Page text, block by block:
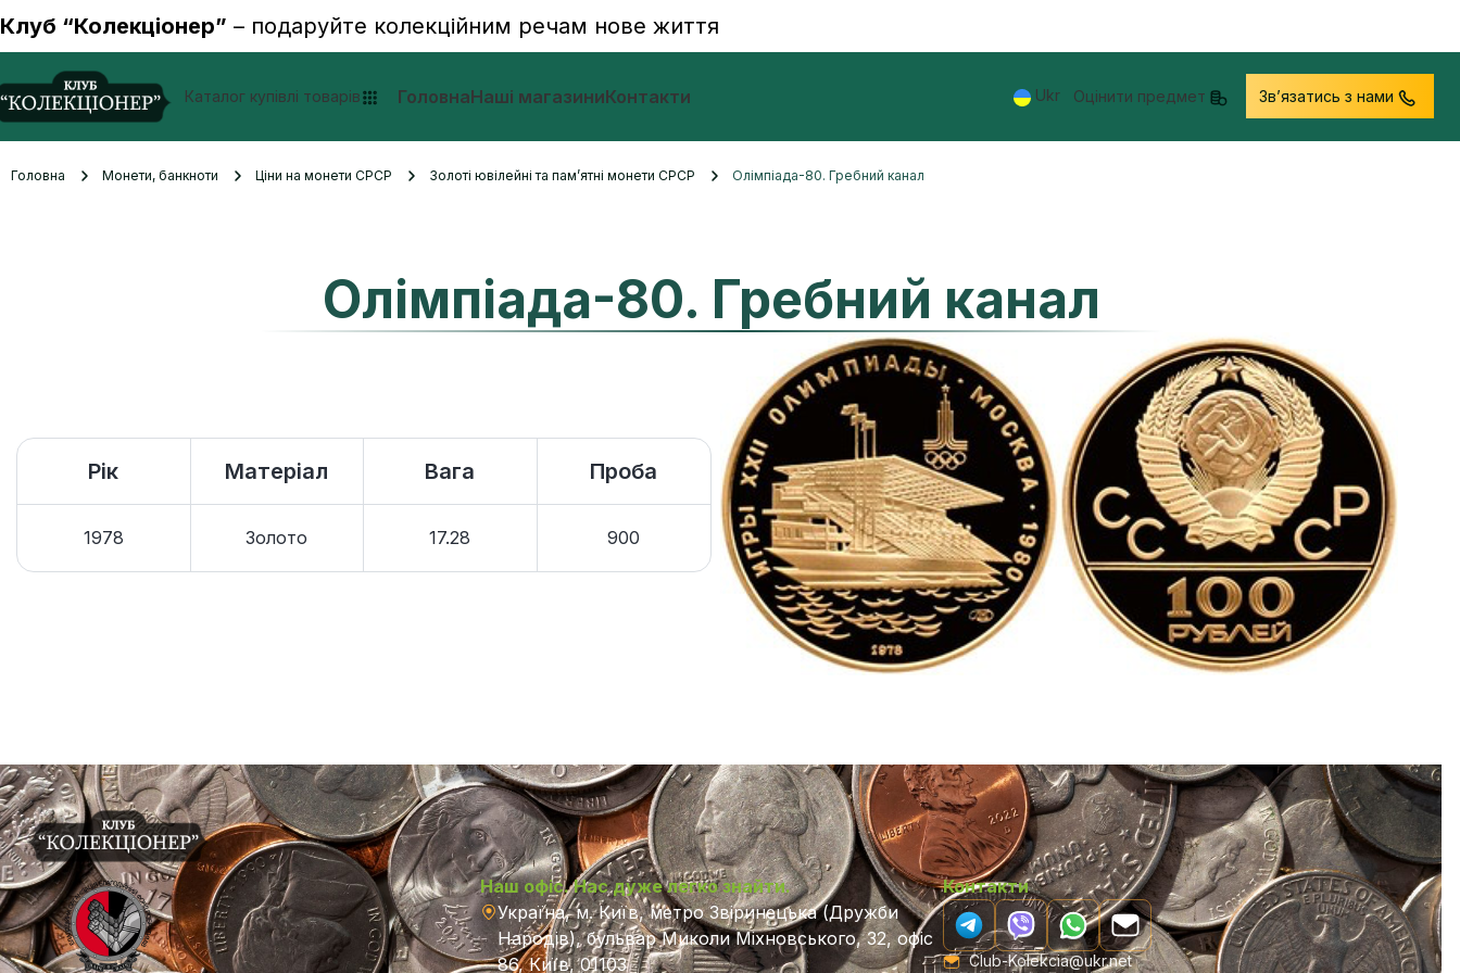
Клуб “Колекціонер” – подаруйте колекційним речам нове життя
Каталог купівлі товарів ГоловнаНаші магазиниКонтакти Ukr Оцінити предмет Звʼязатись з нами
Головна Монети, банкноти Ціни на монети СРСР Золоті ювілейні та пам’ятні монети СРСР Олімпіада-80. Гребний канал
Олімпіада-80. Гребний канал
Рік Матеріал Вага Проба
1978 Золото 17.28 900
Наш офіс. Нас дуже легко знайти.
Україна, м. Київ, метро Звіринецька (Дружби
Народів), бульвар Миколи Міхновського, 32, офіс
86, Київ, 01103
Контакти
Club-Kolekcia@ukr.net